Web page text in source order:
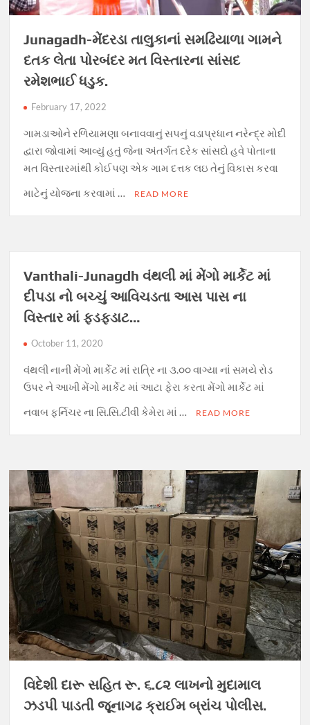
Junagadh-મેંદરડા તાલુકાનાં સમઢિયાળા ગામને
દતક લેતા પોરબંદર મત વિસ્તારના સાંસદ
રમેશભાઈ ધડુક.
February 17, 2022
ગામડાઓને રળિયામણા બનાવવાનું સપનું વડાપ્રધાન નરેન્દ્ર મોદી
દ્વારા જોવામાં આવ્યું હતું જેના અંતર્ગત દરેક સાંસદો હવે પોતાના
મત વિસ્તારમાંથી કોઈપણ એક ગામ દત્તક લઇ તેનું વિકાસ કરવા
માટેનું યોજના કરવામાં …
READ MORE
Vanthali-Junagdh વંથલી માં મેંગો માર્કેટ માં
દીપડા નો બચ્ચું આવિચડતા આસ પાસ ના
વિસ્તાર માં ફડફડાટ…
October 11, 2020
વંથલી નાની મેંગો માર્કેટ માં રાત્રિ ના ૩.૦૦ વાગ્યા નાં સમયે રોડ
ઉપર ને આખી મેંગો માર્કેટ માં આટા ફેરા કરતા મેંગો માર્કેટ માં
નવાબ ફર્નિચર ના સિ.સિ.ટીવી કેમેરા માં …
READ MORE
વિદેશી દારૂ સહિત રૂ. ૬.૮૨ લાખનો મુદામાલ
ઝડપી પાડતી જૂનાગઢ ક્રાઈમ બ્રાંચ પોલીસ.